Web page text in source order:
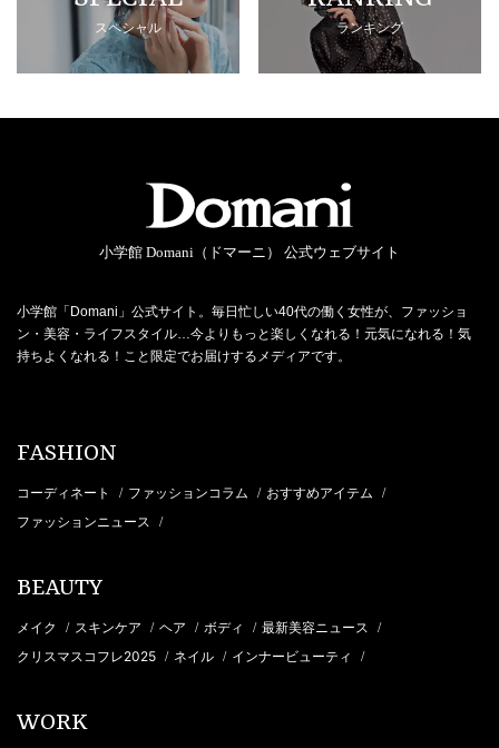
スペシャル ランキング
小学館 Domani（ドマーニ） 公式ウェブサイト
小学館「Domani」公式サイト。毎日忙しい40代の働く女性が、ファッショ
ン・美容・ライフスタイル…今よりもっと楽しくなれる！元気になれる！気
持ちよくなれる！こと限定でお届けするメディアです。
FASHION
コーディネート / ファッションコラム / おすすめアイテム /
ファッションニュース /
BEAUTY
メイク / スキンケア / ヘア / ボディ / 最新美容ニュース /
クリスマスコフレ2025 / ネイル / インナービューティ /
WORK